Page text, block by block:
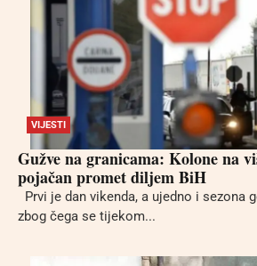
VIJESTI
Gužve na granicama: Kolone na
pojačan promet diljem BiH
Prvi je dan vikenda, a ujedno i sezona
zbog čega se tijekom...